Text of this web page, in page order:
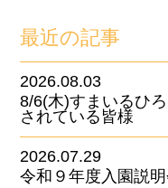
最近の記事
2026.08.03
8/6(木)すまいるひ
されている皆様
2026.07.29
令和９年度入園説